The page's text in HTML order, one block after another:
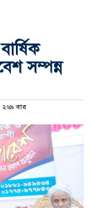
সম্পন্ন
২৬৯ বার